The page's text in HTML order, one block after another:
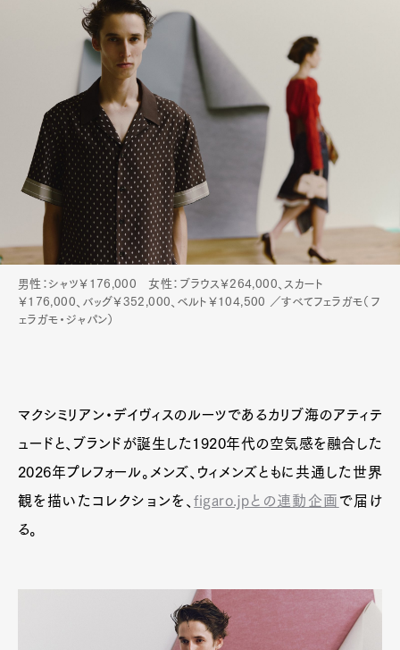
男性：シャツ￥176,000 女性：ブラウス￥264,000、スカート
￥176,000、バッグ￥352,000、ベルト￥104,500 ／すべてフェラガモ（フ
ェラガモ・ジャパン）
マクシミリアン・デイヴィスのルーツであるカリブ海のアティテ
ュードと、ブランドが誕生した1920年代の空気感を融合した
2026年プレフォール。メンズ、ウィメンズともに共通した世界
観を描いたコレクションを、figaro.jpとの連動企画 で届け
る。